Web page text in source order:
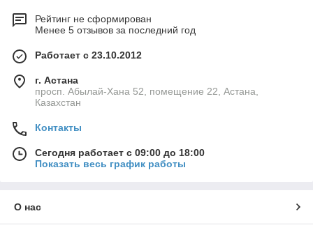
Рейтинг не сформирован
Менее 5 отзывов за последний год
Работает с 23.10.2012
г. Астана
просп. Абылай-Хана 52, помещение 22, Астана,
Казахстан
Контакты
Сегодня работает с 09:00 до 18:00
Показать весь график работы
О нас